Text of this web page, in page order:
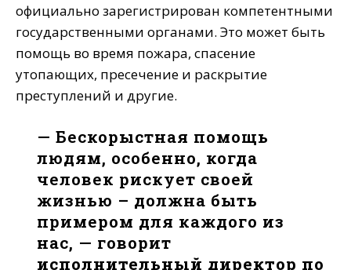
официально зарегистрирован компетентными
государственными органами. Это может быть
помощь во время пожара, спасение
утопающих, пресечение и раскрытие
преступлений и другие.
— Бескорыстная помощь
людям, особенно, когда
человек рискует своей
жизнью – должна быть
примером для каждого из
нас, — говорит
исполнительный директор по